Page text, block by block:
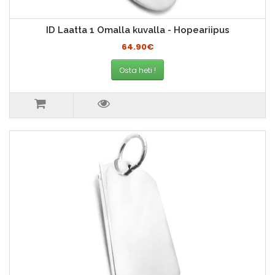
ID Laatta 1 Omalla kuvalla - Hopeariipus
64.90€
Osta heti !